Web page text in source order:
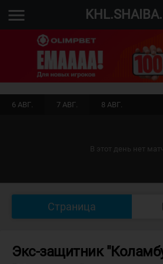
menu
6 АВГ. 7 АВГ. 8 АВГ.
В этот день нет
Страница
Экс-защитник